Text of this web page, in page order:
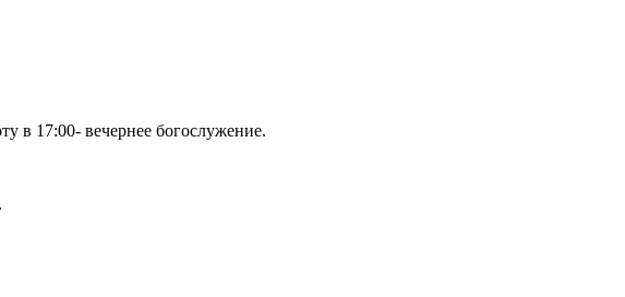
в 17:00- вечернее богослужение.